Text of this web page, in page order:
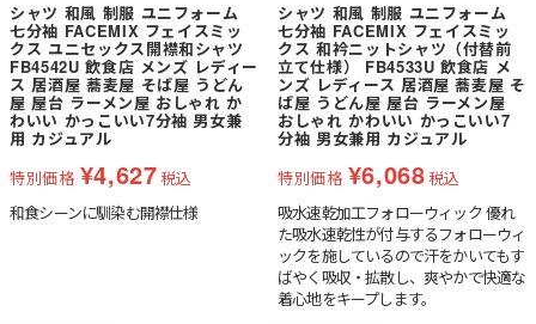
シャツ 和風 制服 ユニフォーム
七分袖 FACEMIX フェイスミッ
クス ユニセックス開襟和シャツ
FB4542U 飲食店 メンズ レディー
ス 居酒屋 蕎麦屋 そば屋 うどん
屋 屋台 ラーメン屋 おしゃれ か
わいい かっこいい7分袖 男女兼
用 カジュアル
特別価格 ¥4,627税込
和食シーンに馴染む開襟仕様
シャツ 和風 制服 ユニフォーム
七分袖 FACEMIX フェイスミッ
クス 和衿ニットシャツ（付替前
立て仕様） FB4533U 飲食店 メ
ンズ レディース 居酒屋 蕎麦屋 そ
ば屋 うどん屋 屋台 ラーメン屋
おしゃれ かわいい かっこいい7
分袖 男女兼用 カジュアル
特別価格 ¥6,068税込
吸水速乾加工フォローウィック 優れ
た吸水速乾性が付与するフォローウィ
ックを施しているので汗をかいてもす
ばやく吸収・拡散し、爽やかで快適な
着心地をキープします。